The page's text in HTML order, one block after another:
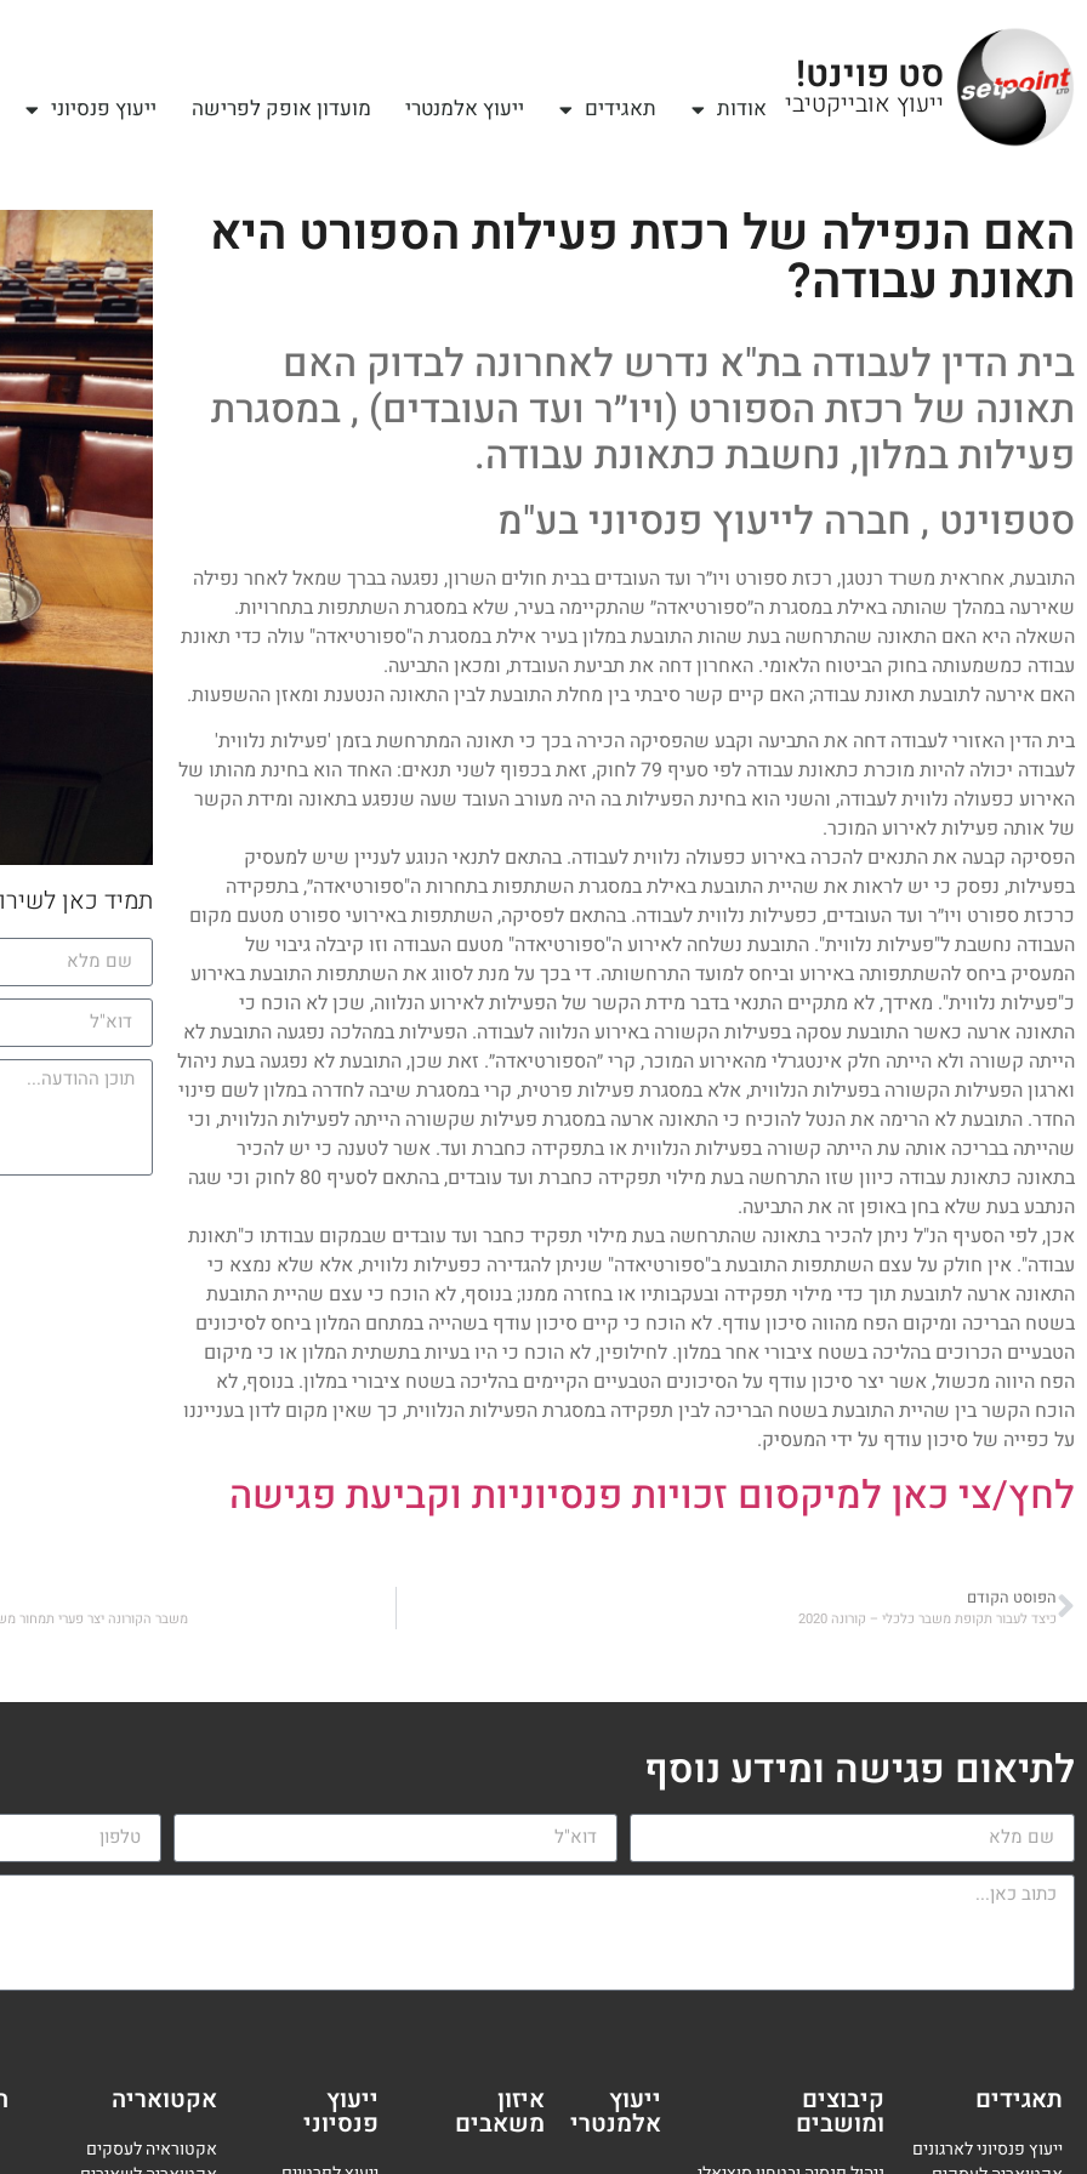
סט פוינט!
ייעוץ אובייקטיבי אודות תאגידים ייעוץ אלמנטרי מועדון אופק לפרישה ייעוץ פנסיוני
האם הנפילה של רכזת פעילות הספורט היא
תאונת עבודה?
בית הדין לעבודה בת"א נדרש לאחרונה לבדוק האם
תאונה של רכזת הספורט (ויו״ר ועד העובדים) , במסגרת
פעילות במלון, נחשבת כתאונת עבודה.
סטפוינט , חברה לייעוץ פנסיוני בע"מ
התובעת, אחראית משרד רנטגן, רכזת ספורט ויו״ר ועד העובדים בבית חולים השרון, נפגעה בברך שמאל לאחר נפילה
שאירעה במהלך שהותה באילת במסגרת ה״ספורטיאדה״ שהתקיימה בעיר, שלא במסגרת השתתפות בתחרויות.
השאלה היא האם התאונה שהתרחשה בעת שהות התובעת במלון בעיר אילת במסגרת ה"ספורטיאדה" עולה כדי תאונת
עבודה כמשמעותה בחוק הביטוח הלאומי. האחרון דחה את תביעת העובדת, ומכאן התביעה.
האם אירעה לתובעת תאונת עבודה; האם קיים קשר סיבתי בין מחלת התובעת לבין התאונה הנטענת ומאזן ההשפעות.
בית הדין האזורי לעבודה דחה את התביעה וקבע שהפסיקה הכירה בכך כי תאונה המתרחשת בזמן 'פעילות נלווית'
לעבודה יכולה להיות מוכרת כתאונת עבודה לפי סעיף 79 לחוק, זאת בכפוף לשני תנאים: האחד הוא בחינת מהותו של
האירוע כפעולה נלווית לעבודה, והשני הוא בחינת הפעילות בה היה מעורב העובד שעה שנפגע בתאונה ומידת הקשר
של אותה פעילות לאירוע המוכר.
הפסיקה קבעה את התנאים להכרה באירוע כפעולה נלווית לעבודה. בהתאם לתנאי הנוגע לעניין שיש למעסיק
בפעילות, נפסק כי יש לראות את שהיית התובעת באילת במסגרת השתתפות בתחרות ה"ספורטיאדה״, בתפקידה
כרכזת ספורט ויו״ר ועד העובדים, כפעילות נלווית לעבודה. בהתאם לפסיקה, השתתפות באירועי ספורט מטעם מקום
העבודה נחשבת ל"פעילות נלווית". התובעת נשלחה לאירוע ה"ספורטיאדה" מטעם העבודה וזו קיבלה גיבוי של
המעסיק ביחס להשתתפותה באירוע וביחס למועד התרחשותה. די בכך על מנת לסווג את השתתפות התובעת באירוע
כ"פעילות נלווית". מאידך, לא מתקיים התנאי בדבר מידת הקשר של הפעילות לאירוע הנלווה, שכן לא הוכח כי
התאונה ארעה כאשר התובעת עסקה בפעילות הקשורה באירוע הנלווה לעבודה. הפעילות במהלכה נפגעה התובעת לא
הייתה קשורה ולא הייתה חלק אינטגרלי מהאירוע המוכר, קרי ״הספורטיאדה״. זאת שכן, התובעת לא נפגעה בעת ניהול
וארגון הפעילות הקשורה בפעילות הנלווית, אלא במסגרת פעילות פרטית, קרי במסגרת שיבה לחדרה במלון לשם פינוי
החדר. התובעת לא הרימה את הנטל להוכיח כי התאונה ארעה במסגרת פעילות שקשורה הייתה לפעילות הנלווית, וכי
שהייתה בבריכה אותה עת הייתה קשורה בפעילות הנלווית או בתפקידה כחברת ועד. אשר לטענה כי יש להכיר
בתאונה כתאונת עבודה כיוון שזו התרחשה בעת מילוי תפקידה כחברת ועד עובדים, בהתאם לסעיף 80 לחוק וכי שגה
הנתבע בעת שלא בחן באופן זה את התביעה.
אכן, לפי הסעיף הנ"ל ניתן להכיר בתאונה שהתרחשה בעת מילוי תפקיד כחבר ועד עובדים שבמקום עבודתו כ"תאונת
עבודה". אין חולק על עצם השתתפות התובעת ב"ספורטיאדה" שניתן להגדירה כפעילות נלווית, אלא שלא נמצא כי
התאונה ארעה לתובעת תוך כדי מילוי תפקידה ובעקבותיו או בחזרה ממנו; בנוסף, לא הוכח כי עצם שהיית התובעת
בשטח הבריכה ומיקום הפח מהווה סיכון עודף. לא הוכח כי קיים סיכון עודף בשהייה במתחם המלון ביחס לסיכונים
הטבעיים הכרוכים בהליכה בשטח ציבורי אחר במלון. לחילופין, לא הוכח כי היו בעיות בתשתית המלון או כי מיקום
הפח היווה מכשול, אשר יצר סיכון עודף על הסיכונים הטבעיים הקיימים בהליכה בשטח ציבורי במלון. בנוסף, לא
הוכח הקשר בין שהיית התובעת בשטח הבריכה לבין תפקידה במסגרת הפעילות הנלווית, כך שאין מקום לדון בענייננו
על כפייה של סיכון עודף על ידי המעסיק.
לחץ/צי כאן למיקסום זכויות פנסיוניות וקביעת פגישה
תמיד כאן
הפוסט הקודם
כיצד לעבור תקופת משבר כלכלי – קורונה 2020 משבר הקורונה יצר פערי תמחור
לתיאום פגישה ומידע נוסף
תאגידים
ייעוץ פנסיוני לארגונים
קיבוצים
ומושבים
ייעוץ
אלמנטרי
איזון
משאבים
ייעוץ
פנסיוני
אקטואריה
אקטוראיה לעסקים